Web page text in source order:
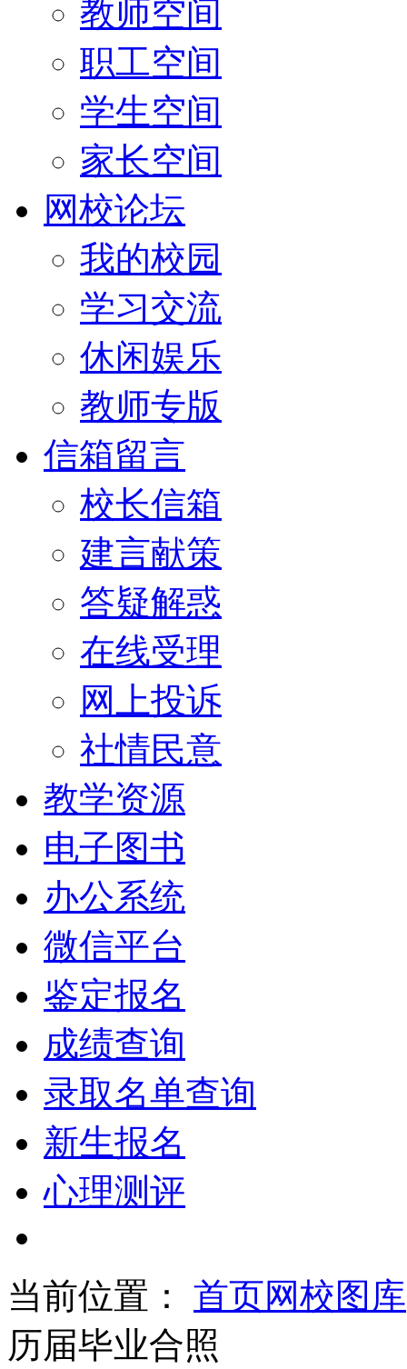
教师空间
职工空间
学生空间
家长空间
网校论坛
我的校园
学习交流
休闲娱乐
教师专版
信箱留言
校长信箱
建言献策
答疑解惑
在线受理
网上投诉
社情民意
教学资源
电子图书
办公系统
微信平台
鉴定报名
成绩查询
录取名单查询
新生报名
心理测评
当前位置： 首页网校图库
历届毕业合照